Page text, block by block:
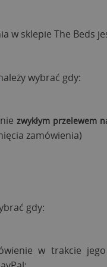
w sklepie The Beds
wybrać gdy:
zwykłym przelewem
zamówienia)
gdy:
w trakcie